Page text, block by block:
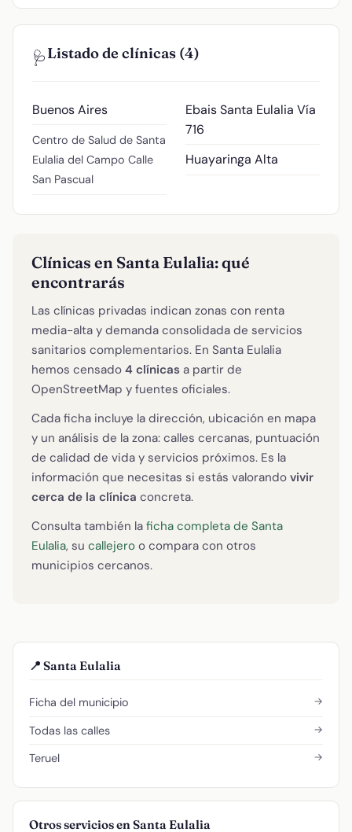
🩺Listado de clínicas (4)
Buenos Aires
Centro de Salud de Santa
Eulalia del Campo Calle
San Pascual
Ebais Santa Eulalia Vía
716
Huayaringa Alta
Clínicas en Santa Eulalia: qué
encontrarás
Las clínicas privadas indican zonas con renta
media-alta y demanda consolidada de servicios
sanitarios complementarios. En Santa Eulalia
hemos censado 4 clínicas a partir de
OpenStreetMap y fuentes oficiales.
Cada ficha incluye la dirección, ubicación en mapa
y un análisis de la zona: calles cercanas, puntuación
de calidad de vida y servicios próximos. Es la
información que necesitas si estás valorando vivir
cerca de la clínica concreta.
Consulta también la ficha completa de Santa
Eulalia, su callejero o compara con otros
municipios cercanos.
📍 Santa Eulalia
Ficha del municipio →
Todas las calles →
Teruel →
Otros servicios en Santa Eulalia